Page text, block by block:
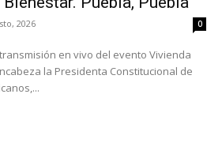
2026 0
en vivo del evento Vivienda
la Presidenta Constitucional de